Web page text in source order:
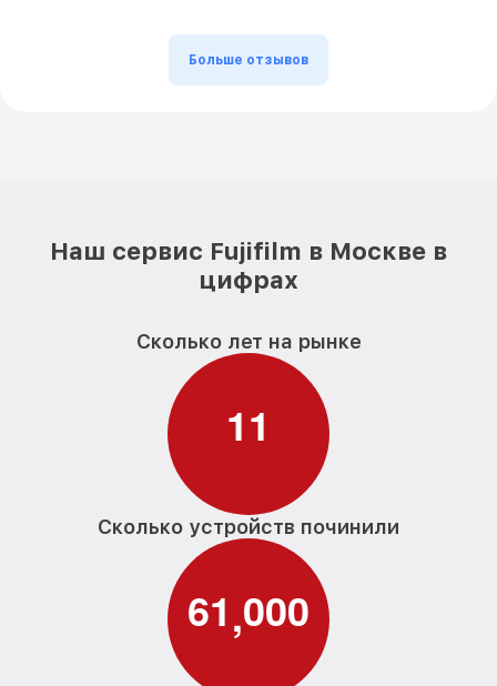
Больше отзывов
Наш сервис Fujifilm в Москве в
цифрах
Сколько лет на рынке
11
Сколько устройств починили
61,000